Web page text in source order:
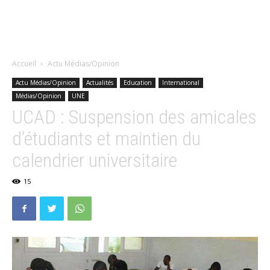
Accueil Actu Médias/Opinion
Actu Médias/Opinion Actualités Education
International
Médias/Opinion
UNE
UCAD : Suspension des amicales
d’étudiants et maintien du
calendrier universitaire
15